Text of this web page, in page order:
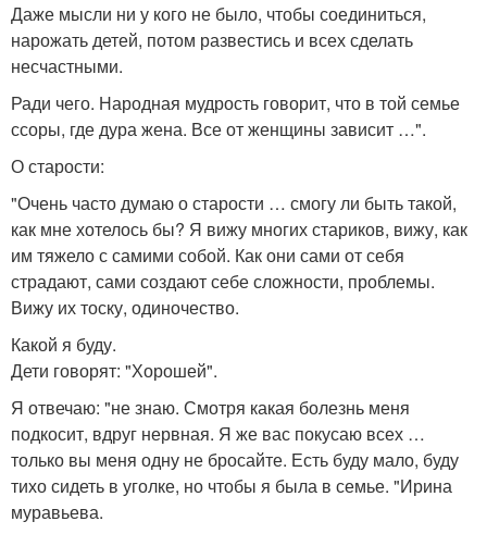
Даже мысли ни у кого не было, чтобы соединиться,
нарожать детей, потом развестись и всех сделать
несчастными.
Ради чего. Народная мудрость говорит, что в той семье
ссоры, где дура жена. Все от женщины зависит …".
О старости:
"Очень часто думаю о старости … смогу ли быть такой,
как мне хотелось бы? Я вижу многих стариков, вижу, как
им тяжело с самими собой. Как они сами от себя
страдают, сами создают себе сложности, проблемы.
Вижу их тоску, одиночество.
Какой я буду.
Дети говорят: "Хорошей".
Я отвечаю: "не знаю. Смотря какая болезнь меня
подкосит, вдруг нервная. Я же вас покусаю всех …
только вы меня одну не бросайте. Есть буду мало, буду
тихо сидеть в уголке, но чтобы я была в семье. "Ирина
муравьева.